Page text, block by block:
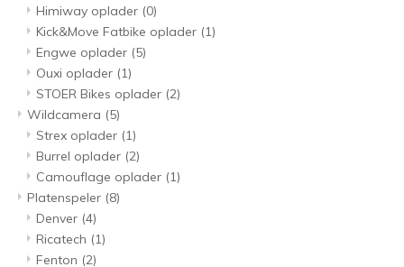
Himiway oplader (0)
Kick&Move Fatbike oplader (1)
Engwe oplader (5)
Ouxi oplader (1)
STOER Bikes oplader (2)
Wildcamera (5)
Strex oplader (1)
Burrel oplader (2)
Camouflage oplader (1)
Platenspeler (8)
Denver (4)
Ricatech (1)
Fenton (2)